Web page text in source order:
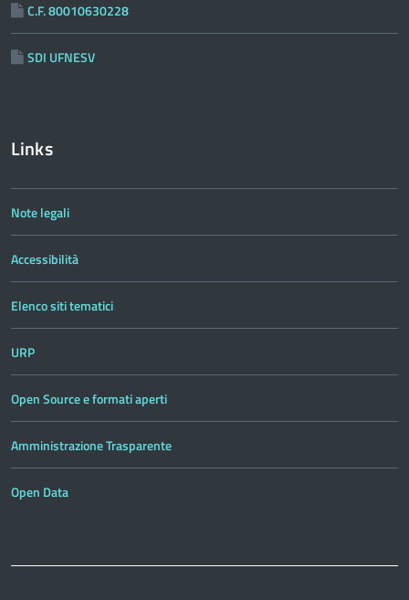
C.F. 80010630228
SDI UFNESV
Links
Note legali
Accessibilità
Elenco siti tematici
URP
Open Source e formati aperti
Amministrazione Trasparente
Open Data